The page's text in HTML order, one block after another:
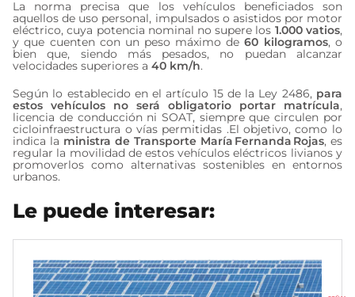
La norma precisa que los vehículos beneficiados son
aquellos de uso personal, impulsados o asistidos por motor
eléctrico, cuya potencia nominal no supere los 1.000 vatios,
y que cuenten con un peso máximo de60 kilogramos, o
bien que, siendo más pesados, no puedan alcanzar
velocidades superiores a40 km/h.
Según lo establecido en el artículo 15 de la Ley 2486, para
estos vehículos no será obligatorio portar matrícula,
licencia de conducción ni SOAT, siempre que circulen por
cicloinfraestructura o vías permitidas .El objetivo, como lo
indica la ministra de Transporte María Fernanda Rojas, es
regular la movilidad de estos vehículos eléctricos livianos y
promoverlos como alternativas sostenibles en entornos
urbanos.
Le puede interesar: